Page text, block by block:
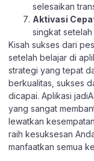
selesaikan
Aktivasi
singkat
Kisah sukses dari
setelah belajar di
strategi yang tepat
berkualitas, sukses
dicapai. Aplikasi
yang sangat
lewatkan
raih kesuksesan
manfaatkan semua